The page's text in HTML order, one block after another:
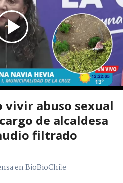
vivir abuso sexual
de alcaldesa
filtrado
en BioBioChile